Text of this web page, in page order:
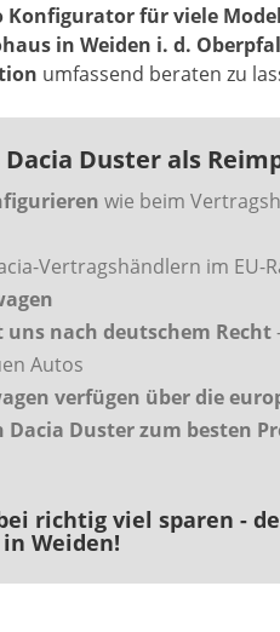
Konfigurator für viele
in Weiden i. d.
umfassend beraten zu
Duster als
wie beim
Vertragshändlern im EU-
nach deutschem Recht
Autos
verfügen über die
Dacia Duster zum besten
richtig viel sparen -
Weiden!